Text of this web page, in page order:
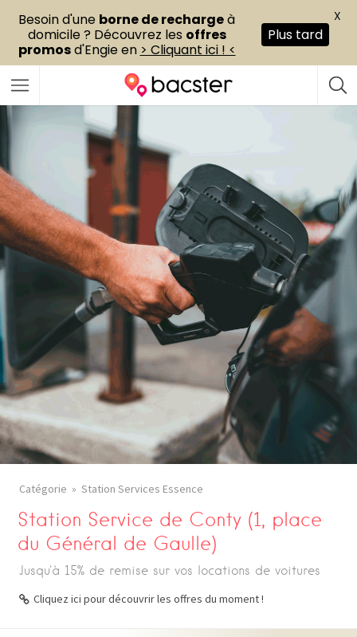
Catégorie Station Services Essence
Station Service de Conty (1, place
du Général de Gaulle)
Jusqu'à 15% de remise sur vos locations de voitures
Cliquez ici pour découvrir les offres du moment !
Besoin d'une borne de rechargeà
domicile ? Découvrez les offres
promosd'Engie en > Cliquant ici ! <
Plus tard
X